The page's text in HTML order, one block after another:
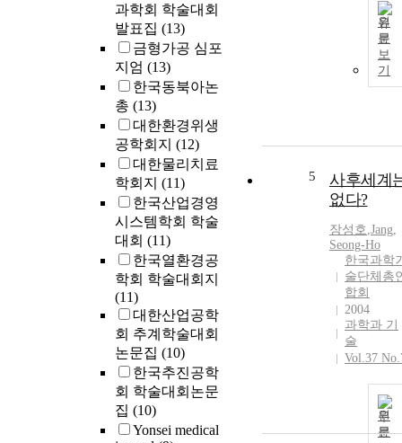
과학회 학술대회
발표집 (13)
금형가공 심포
지엄 (13)
한국동북아논
총 (13)
대한환경위생
공학회지 (12)
대한물리치료
학회지 (11)
한국산업경영
시스템학회 학술
대회 (11)
한국열환경공
학회 학술대회지
(11)
대한산업공학
회 추계학술대회
논문집 (10)
한국추진공학
회 학술대회논문
집 (10)
Yonsei medical
원
문
보
기
5
사후세계
없다?
장성호,Jang,
Seong-Ho
한국과학
술단체총
합회
2004
과학과 기
술
Vol.37
원
문